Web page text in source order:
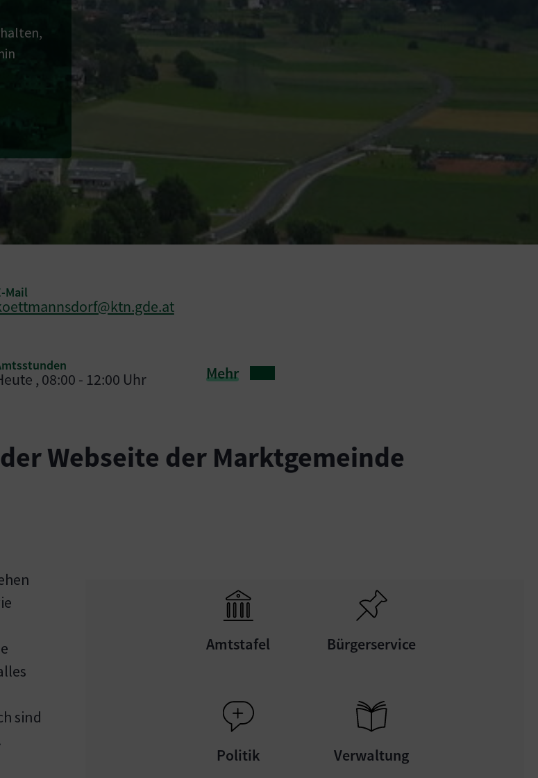
Mail
, 08:00 - 12:00 Uhr Mehr
Webseite der Marktgemeinde
sind
Amtstafel Bürgerservice
Politik Verwaltung